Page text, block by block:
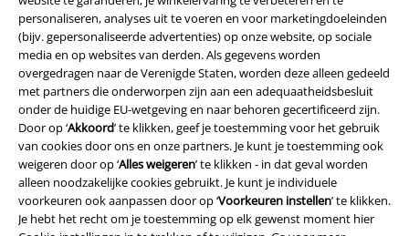
personaliseren, analyses uit te voeren en voor marketingdoeleinden
(bijv. gepersonaliseerde advertenties) op onze website, op sociale
media en op websites van derden. Als gegevens worden
overgedragen naar de Verenigde Staten, worden deze alleen gedeeld
met partners die onderworpen zijn aan een adequaatheidsbesluit
onder de huidige EU-wetgeving en naar behoren gecertificeerd zijn.
Door op ‘Akkoord’ te klikken, geef je toestemming voor het gebruik
van cookies door ons en onze partners. Je kunt je toestemming ook
weigeren door op ‘Alles weigeren’ te klikken - in dat geval worden
alleen noodzakelijke cookies gebruikt. Je kunt je individuele
voorkeuren ook aanpassen door op ‘Voorkeuren instellen’ te klikken.
Je hebt het recht om je toestemming op elk gewenst moment hier
Legal
Algemene Voorwaarden
Bedrijfsgegevens
Privacyverklaring